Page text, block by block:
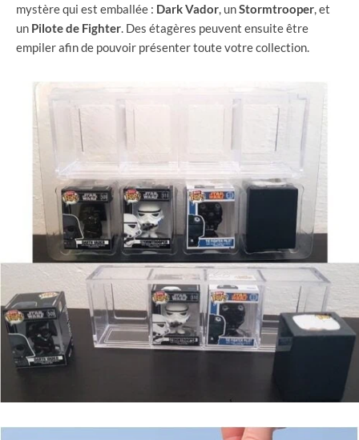
mystère qui est emballée : DarkVador , unStormtrooper , et
un Pilotede Fighter . Des étagères peuvent ensuite être
empiler afin de pouvoir présenter toute votre collection.